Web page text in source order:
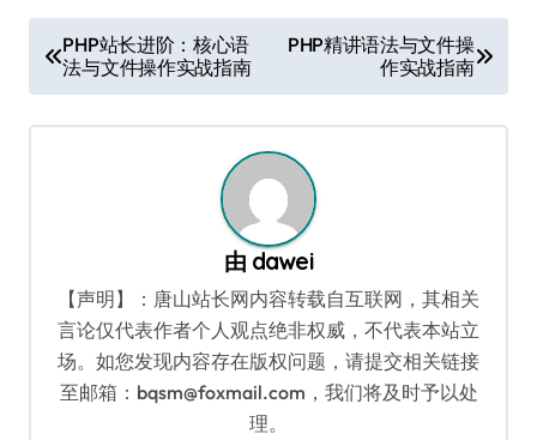
章
导
PHP站长进阶：核心语
法与文件操作实战指南
PHP精讲语法与文件操
作实战指南
由 dawei
【声明】：唐山站长网内容转载自互联网，其相关
言论仅代表作者个人观点绝非权威，不代表本站立
场。如您发现内容存在版权问题，请提交相关链接
至邮箱：bqsm@foxmail.com，我们将及时予以处
理。